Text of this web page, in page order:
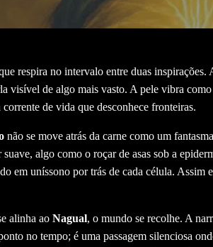
respira no intervalo entre duas
visível de algo mais vasto. A pele vibra
de vida que desconhece fronteiras.
não se move atrás da carne como um
algo como o roçar de asas sob a
em uníssono por trás de cada célula.
alinha ao Nagual, o mundo se recolhe. A
no tempo; é uma passagem silenciosa